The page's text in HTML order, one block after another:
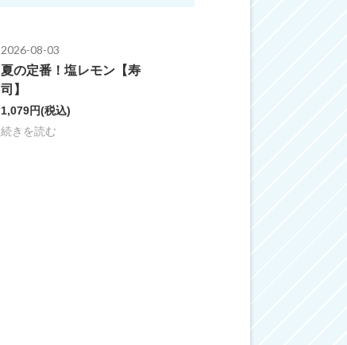
2026-08-03
夏の定番！塩レモン【寿
司】
1,079円(税込)
続きを読む